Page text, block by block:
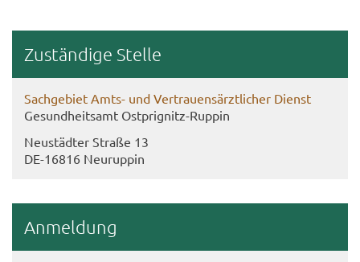
Zu­stän­di­ge Stel­le
Sach­ge­biet Amts- und Ver­trau­ens­ärzt­li­cher Dienst
Ge­sund­heits­amt Ostprignitz-​Ruppin
Neu­städ­ter Stra­ße 13
DE-​16816 Neu­rup­pin
An­mel­dung